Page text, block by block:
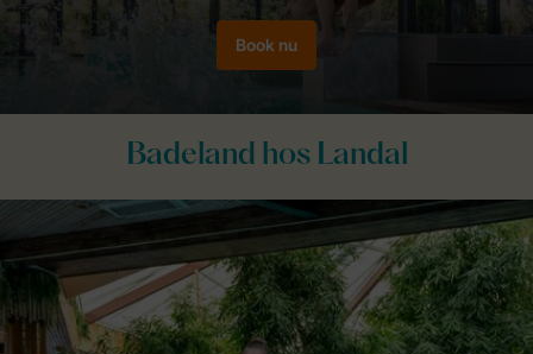
Book nu
Badeland hos Landal